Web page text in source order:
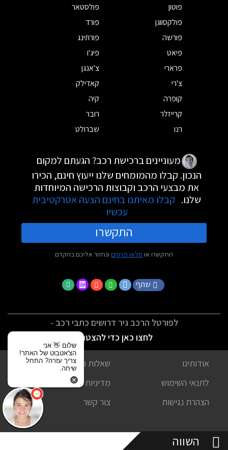
פוטון
פולסטאר
פולקסווגן
פורד
פורשה
פורתינג
פיאט
פיג'ו
פרארי
צ'אנגן
צ'רי
קאדילק
קופרה
קיה
קרייזלר
רובר
רנו
שברולט
מעוניינים ברכישת רכב? הגעתם למקום
הנכון. קבלו מהמומחים שלנו ייעוץ חינם, הכירו
את מבצעי הרכב וקבוצות הרכישה המיוחדות
שלנו. קבלו מאיתנו בחינם הצעה אטרקטיבית
עכשיו
התקשרו
התקשרו או מלאו פרטים ונחזור אליכם בהקדם
שתף
לפורטל הרכב גיר דרושים כתבי רכב -
לחצו כאן כדי להצטרף
אודותינו
שאלות נפוצות
לתנאי השימוש
מדיניות פרטיות
הצהרת נגישות
צור קשר
השווה
שלום 👋 אני
הצ'אטבוט של האתר!
צריך עזרה? התחל
שיחה.